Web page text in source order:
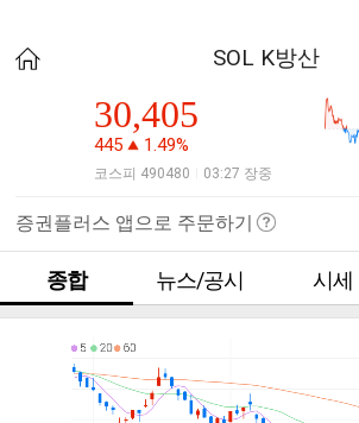
SOL K방산
30,405
445 1.49%
코스피 490480 03:27 장중
증권플러스 앱으로 주문하기
종합 뉴스/공시 시세